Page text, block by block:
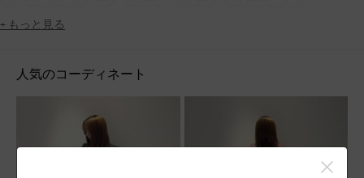
大人コーデ
+ もっと見る
人気のコーディネート